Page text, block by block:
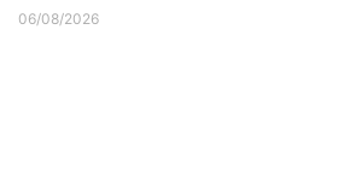
06/08/2026